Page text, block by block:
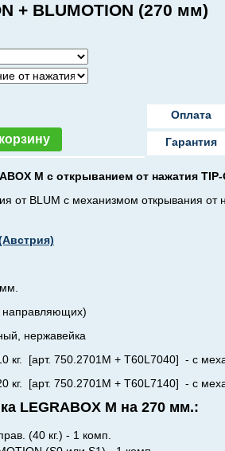
+ BLUMOTION (270 мм)
Оплата
Гарантия
M с открыванием от нажатия TIP-
от BLUM с механизмом открывания от
нержавейка
кг. [арт. 750.2701M + T60L7040] - с
+ T60L7140] - с
LEGRABOX M на 270 мм.:
(40 кг.) - 1 комп.